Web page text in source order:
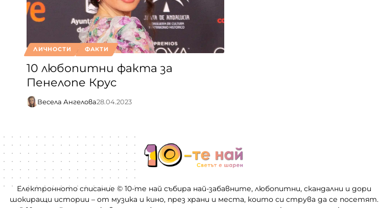
ЛИЧНОСТИ ФАКТИ
10 любопитни факта за
Пенелопе Крус
Весела Ангелова28.04.2023
Електронното списание © 10-те най събира най-забавните, любопитни, скандални и дори
шокиращи истории – от музика и кино, през храни и места, които си струва да се посетят.